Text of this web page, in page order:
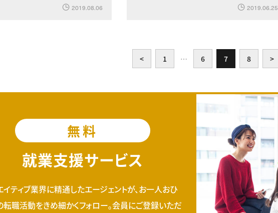
2019.08.06 2019.06.25
< 1 … 6 7 8 >
無料
就業支援サービス
イティブ業界に精通したエージェントが、お一人おひ
転職活動をきめ細かくフォロー。会員にご登録いただ